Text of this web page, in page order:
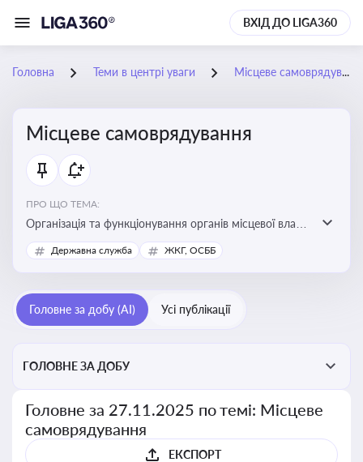
ВХІД ДО LIGA360
Головна Теми в центрі уваги Місцеве самоврядування
Місцеве самоврядування
ПРО ЩО ТЕМА:
Організація та функціонування органів місцевої влади,
які приймають рішення та здійснюють управлінські
функції на рівні місцевих громад (міст, сіл, селищ)
Державна служба ЖКГ, ОСББ
Головне за добу (AI) Усі публікації
ГОЛОВНЕ ЗА ДОБУ
Головне за 27.11.2025 по темі: Місцеве
самоврядування
ЕКСПОРТ